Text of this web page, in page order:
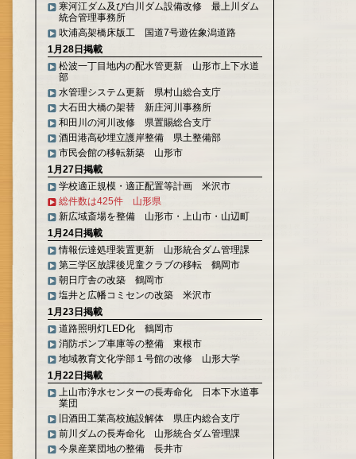
寒河江ダム及び白川ダム設備改修 最上川ダム
統合管理事務所
吹浦高架橋床版工 国道7号遊佐象潟道路
1月28日掲載
松波一丁目地内の配水管更新 山形市上下水道
部
水管理システム更新 県村山総合支庁
大石田大橋の架替 新庄河川事務所
和田川の河川改修 県置賜総合支庁
酒田港高砂埋立護岸整備 県土整備部
市民会館の移転新築 山形市
1月27日掲載
学校適正規模・適正配置等計画 米沢市
総件数は425件 山形県
新広域斎場を整備 山形市・上山市・山辺町
1月24日掲載
情報伝達処理装置更新 山形統合ダム管理課
第三学区放課後児童クラブの移転 鶴岡市
朝日庁舎の改築 鶴岡市
塩井と広幡コミセンの改築 米沢市
1月23日掲載
道路照明灯LED化 鶴岡市
消防ポンプ車庫等の整備 東根市
地域教育文化学部１号館の改修 山形大学
1月22日掲載
上山市浄水センターの長寿命化 日本下水道事
業団
旧酒田工業高校施設解体 県庄内総合支庁
前川ダムの長寿命化 山形統合ダム管理課
今泉産業団地の整備 長井市